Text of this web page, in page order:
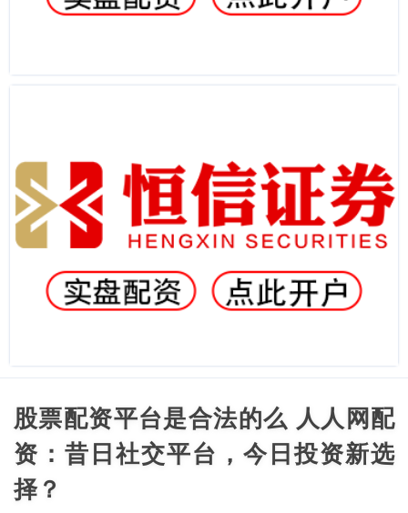
股票配资平台是合法的么 人人网配
资：昔日社交平台，今日投资新选
择？